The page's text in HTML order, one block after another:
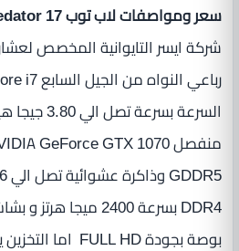
سعر ومواصفات لاب توب Acer Predator 17
شركة ايسر التايوانية المخصص
السرعة